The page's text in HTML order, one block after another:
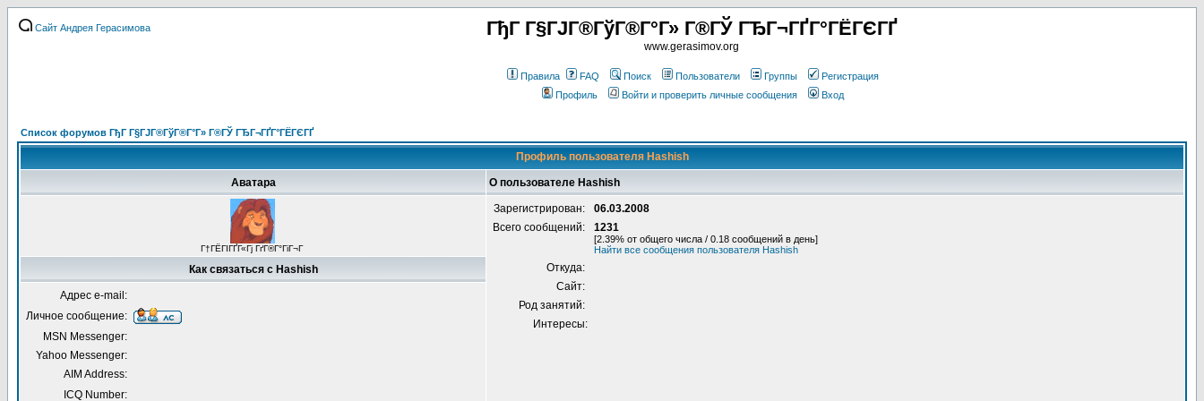
Сайт Андрея Герасимова ГђГ Г§ГЈГ®ГўГ®Г°Г» Г®ГЎ ГЂГ¬ГҐГ°ГЁГЄГҐ
www.gerasimov.org
Правила FAQ Поиск Пользователи Группы
Регистрация
Профиль
Войти и проверить личные сообщения Вход
Список форумов ГђГ Г§ГЈГ®ГўГ®Г°Г» Г®ГЎ ГЂГ¬ГҐГ°ГЁГЄГҐ
Профиль пользователя Hashish
Аватара О пользователе Hashish
Г†ГЁГІГҐГ«Гј ГґГ®Г°ГіГ¬Г
Зарегистрирован:
06.03.2008
Всего сообщений:
1231
[2.39% от общего числа / 0.18 сообщений в день]
Найти все сообщения пользователя Hashish
Откуда:
Сайт:
Род занятий:
Интересы:
Как связаться с Hashish
Адрес e-mail:
Личное сообщение:
MSN Messenger:
Yahoo Messenger:
AIM Address:
ICQ Number: